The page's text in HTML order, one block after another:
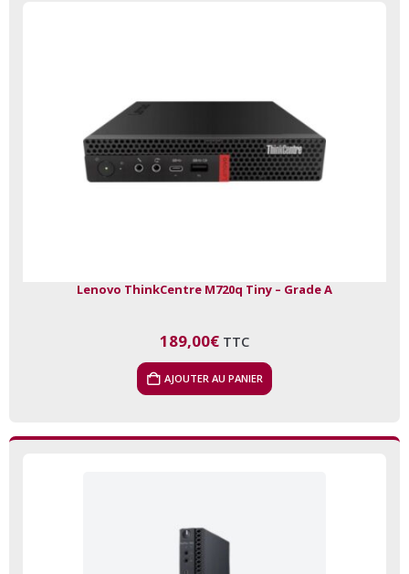
Lenovo ThinkCentre M720q Tiny – Grade A
189,00€ TTC
AJOUTER AU PANIER